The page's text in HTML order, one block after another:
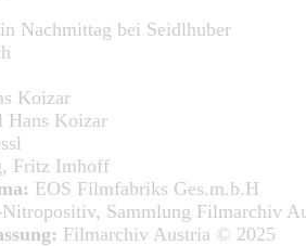
Nachmittag bei Seidlhuber
Koizar
Hans Koizar
Fritz Imhoff
EOS Filmfabriks Ges.m.b.H
Sammlung Filmarchiv
Filmarchiv Austria © 2025